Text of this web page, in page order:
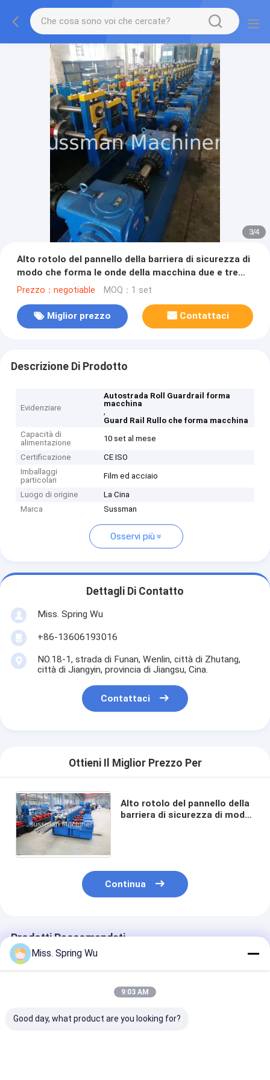
3/4
Alto rotolo del pannello della barriera di sicurezza di
modo che forma le onde della macchina due e tre
onde
Prezzo：negotiable MOQ：1 set
Miglior prezzo Contattaci
Descrizione Di Prodotto
Evidenziare
Autostrada Roll Guardrail forma
macchina
,
Guard Rail Rullo che forma macchina
Capacità di
alimentazione
10 set al mese
Certificazione
CE ISO
Imballaggi
particolari
Film ed acciaio
Luogo di origine
La Cina
Marca
Sussman
Osservi più
Dettagli Di Contatto
Miss. Spring Wu
+86-13606193016
NO.18-1, strada di Funan, Wenlin, città di Zhutang,
città di Jiangyin, provincia di Jiangsu, Cina.
Contattaci
Ottieni Il Miglior Prezzo Per
Alto rotolo del pannello della
barriera di sicurezza di modo
Continua
Prodotti Raccomandati
Miss. Spring Wu
9:03 AM
Good day, what product are you looking for?